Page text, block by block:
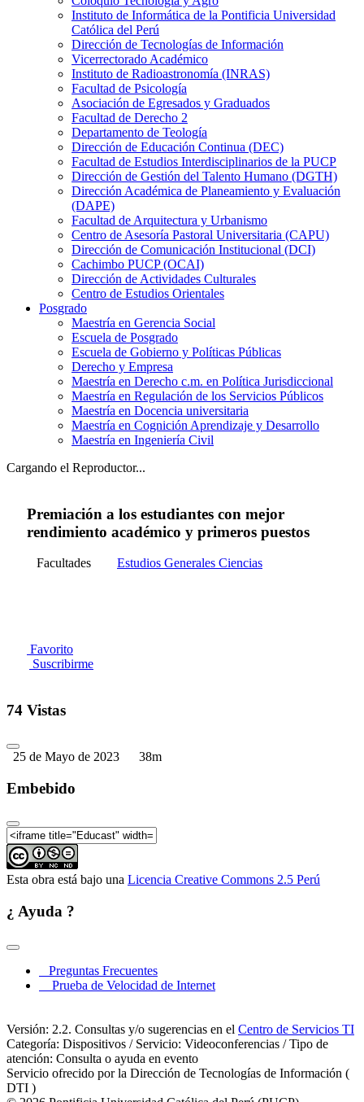
Instituto de Informática de la Pontificia Universidad
Católica del Perú
Dirección de Tecnologías de Información
Vicerrectorado Académico
Instituto de Radioastronomía (INRAS)
Facultad de Psicología
Asociación de Egresados y Graduados
Facultad de Derecho 2
Departamento de Teología
Dirección de Educación Continua (DEC)
Facultad de Estudios Interdisciplinarios de la PUCP
Dirección de Gestión del Talento Humano (DGTH)
Dirección Académica de Planeamiento y Evaluación
(DAPE)
Facultad de Arquitectura y Urbanismo
Centro de Asesoría Pastoral Universitaria (CAPU)
Dirección de Comunicación Institucional (DCI)
Cachimbo PUCP (OCAI)
Dirección de Actividades Culturales
Centro de Estudios Orientales
Posgrado
Maestría en Gerencia Social
Escuela de Posgrado
Escuela de Gobierno y Políticas Públicas
Derecho y Empresa
Maestría en Derecho c.m. en Política Jurisdiccional
Maestría en Regulación de los Servicios Públicos
Maestría en Docencia universitaria
Maestría en Cognición Aprendizaje y Desarrollo
Maestría en Ingeniería Civil
Cargando el Reproductor...
Premiación a los estudiantes con mejor
rendimiento académico y primeros puestos
Facultades Estudios Generales Ciencias
Favorito
Suscribirme
74 Vistas
25 de Mayo de 2023 38m
Embebido
Esta obra está bajo una Licencia Creative Commons 2.5 Perú
¿ Ayuda ?
Preguntas Frecuentes
Prueba de Velocidad de Internet
Versión: 2.2. Consultas y/o sugerencias en el Centro de Servicios TI
Categoría: Dispositivos / Servicio: Videoconferencias / Tipo de
atención: Consulta o ayuda en evento
Servicio ofrecido por la Dirección de Tecnologías de Información (
DTI )